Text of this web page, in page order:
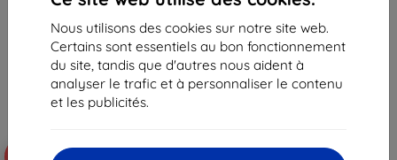
Nous utilisons des cookies sur notre site web.
Certains sont essentiels au bon fonctionnement
du site, tandis que d'autres nous aident à
analyser le trafic et à personnaliser le contenu
et les publicités.
17,02 €
En stock 2 pièces
9,80 €
En stock > 5 pièces